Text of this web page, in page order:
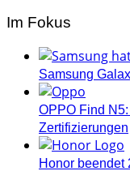
Im Fokus
Samsung
OPPO Find
Zertifizierungen
Honor beendet